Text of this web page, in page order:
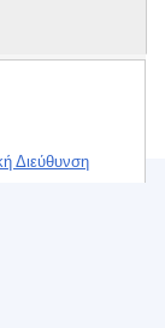
Διεύθυνση
Ένωσης